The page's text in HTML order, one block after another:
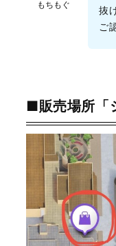
もちもぐ
抜
ご
■販売場所「